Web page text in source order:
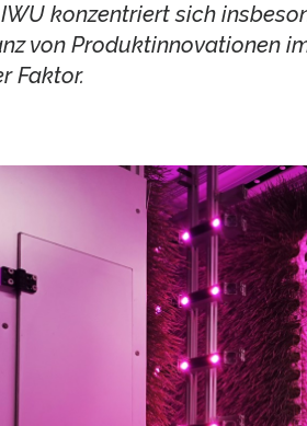
konzentriert sich
von Produktinnovationen
Faktor.